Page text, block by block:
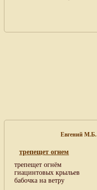
Евгений М.Б.
трепещет огнем
трепещет огнём
гиацинтовых крыльев
бабочка на ветру